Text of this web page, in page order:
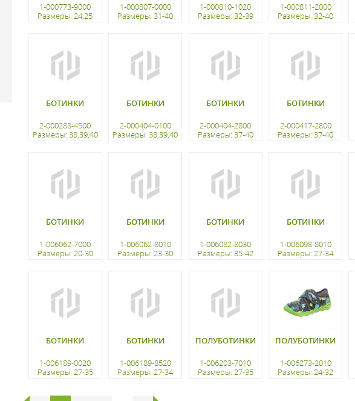
1-000773-9000
Размеры: 24,25
1-000807-0000
Размеры: 31-40
1-000810-1020
Размеры: 32-39
1-000811-2000
Размеры: 32-40
БОТИНКИ
2-000288-4500
Размеры: 38,39,40
БОТИНКИ
2-000404-0100
Размеры: 38,39,40
БОТИНКИ
2-000404-2800
Размеры: 37-40
БОТИНКИ
2-000417-2800
Размеры: 37-40
БОТИНКИ
1-006062-7000
Размеры: 20-30
БОТИНКИ
1-006062-8010
Размеры: 23-30
БОТИНКИ
1-006082-8030
Размеры: 35-42
БОТИНКИ
1-006098-8010
Размеры: 27-34
БОТИНКИ
1-006189-0020
Размеры: 27-35
регистрацию
БОТИНКИ
1-006189-8520
Размеры: 27-34
регистрацию
ПОЛУБОТИНКИ
1-006203-7010
Размеры: 27-35
ПОЛУБОТИНКИ
1-006273-2010
Размеры: 24-32